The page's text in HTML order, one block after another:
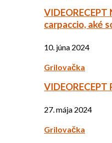
carpaccio, aké
10. júna 2024
Grilovačka
27. mája 2024
Grilovačka